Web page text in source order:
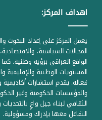
اهداف المركز:
يعمل المركز على إعداد البحوث
المجالات السياسية،
الواقع العراقي برؤية وطنية.
المستويات الوطنية والإقليمية
فعالة. يقدم استشارات أكاديمية
والمؤسسات الحكومية وغير
الثقافي لبناء جيل واعٍ
التفاعل معها بإدراك ومسؤولية.